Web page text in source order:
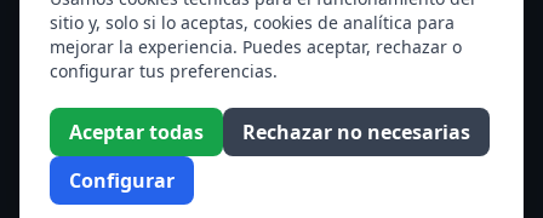
sitio y, solo si lo aceptas, cookies de analítica para
mejorar la experiencia. Puedes aceptar, rechazar o
configurar tus preferencias.
Aceptar todas
Rechazar no necesarias
Configurar
Ver todos los santos de hoy
Acceso a los Meses
Enero
Febrero
Marzo